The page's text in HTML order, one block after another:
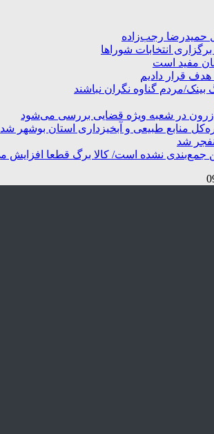
انتخابات شوراها
مفید است
هدف قرار دادیم
مردم گناوه نگران نباشند
در شعبه ویژه قضایی بررسی می‌شود
منابع طبیعی و آبخیزداری استان بوشهر شد
شد
جمع‌بندی نشده است/ کالا برگ قطعا افزایش